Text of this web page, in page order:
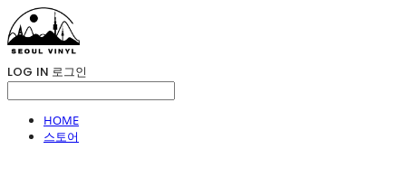
LOG IN 로그인
HOME
스토어